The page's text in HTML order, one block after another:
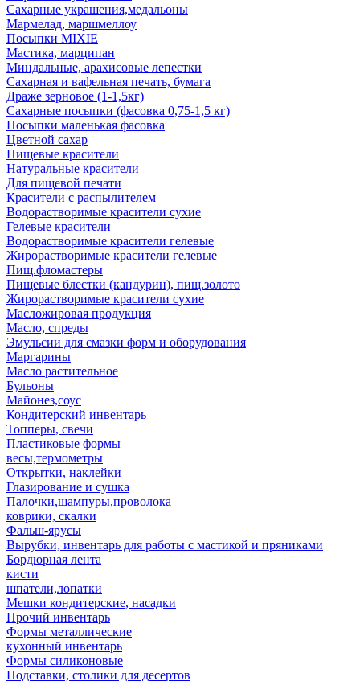
Сахарные украшения,медальоны
Мармелад, маршмеллоу
Посыпки MIXIE
Мастика, марципан
Миндальные, арахисовые лепестки
Сахарная и вафельная печать, бумага
Драже зерновое (1-1,5кг)
Сахарные посыпки (фасовка 0,75-1,5 кг)
Посыпки маленькая фасовка
Цветной сахар
Пищевые красители
Натуральные красители
Для пищевой печати
Красители с распылителем
Водорастворимые красители сухие
Гелевые красители
Водорастворимые красители гелевые
Жирорастворимые красители гелевые
Пищ.фломастеры
Пищевые блестки (кандурин), пищ.золото
Жирорастворимые красители сухие
Масложировая продукция
Масло, спреды
Эмульсии для смазки форм и оборудования
Маргарины
Масло растительное
Бульоны
Майонез,соус
Кондитерский инвентарь
Топперы, свечи
Пластиковые формы
весы,термометры
Открытки, наклейки
Глазирование и сушка
Палочки,шампуры,проволока
коврики, скалки
Фальш-ярусы
Вырубки, инвентарь для работы с мастикой и пряниками
Бордюрная лента
кисти
шпатели,лопатки
Мешки кондитерские, насадки
Прочий инвентарь
Формы металлические
кухонный инвентарь
Формы силиконовые
Подставки, столики для десертов